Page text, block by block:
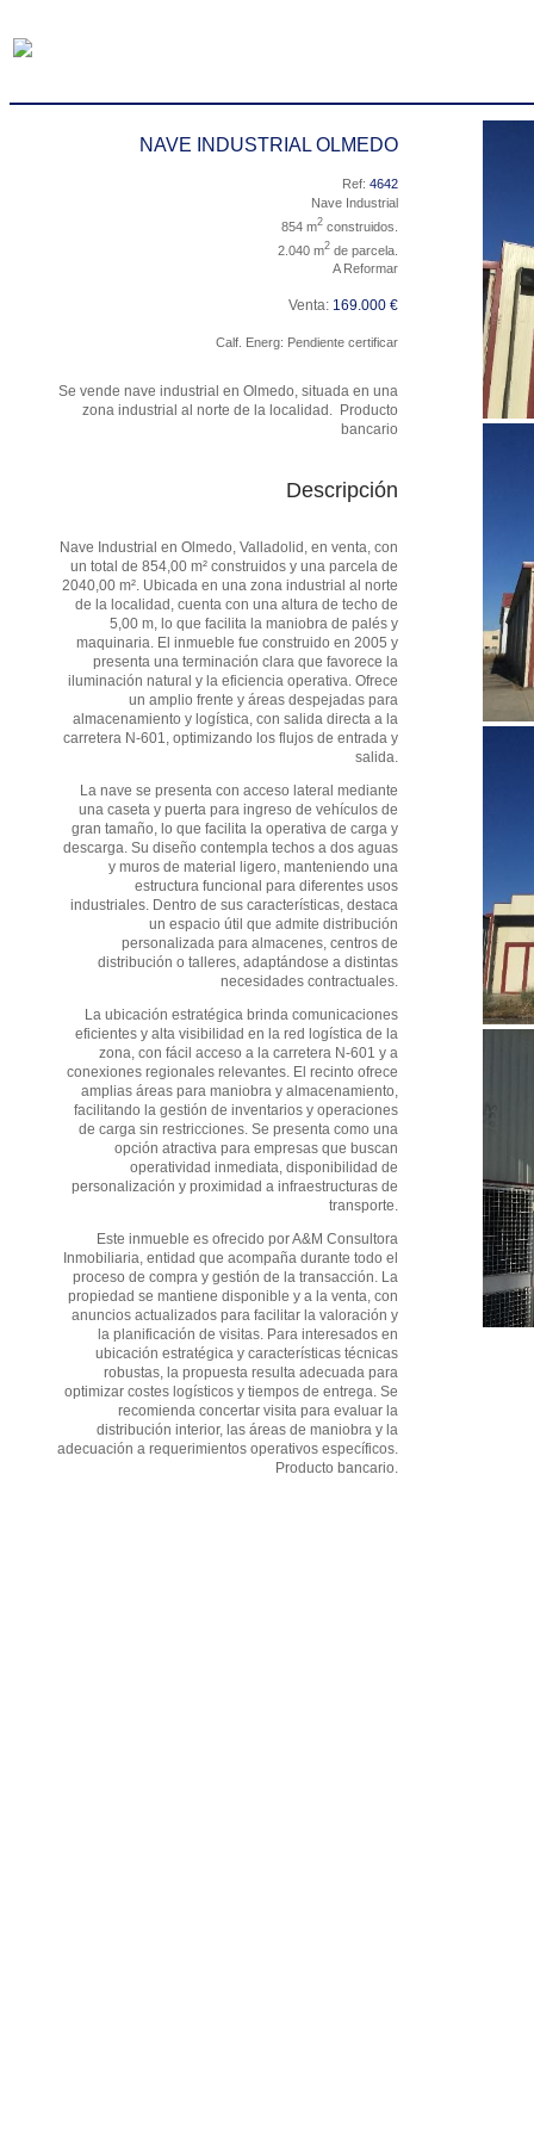
NAVE INDUSTRIAL OLMEDO
Ref: 4642
Nave Industrial
854 m2 construidos.
2.040 m2 de parcela.
A Reformar
Venta: 169.000 €
Calf. Energ: Pendiente certificar
Se vende nave industrial en Olmedo, situada en una
zona industrial al norte de la localidad. Producto
bancario
Descripción
Nave Industrial en Olmedo, Valladolid, en venta, con
un total de 854,00 m² construidos y una parcela de
2040,00 m². Ubicada en una zona industrial al norte
de la localidad, cuenta con una altura de techo de
5,00 m, lo que facilita la maniobra de palés y
maquinaria. El inmueble fue construido en 2005 y
presenta una terminación clara que favorece la
iluminación natural y la eficiencia operativa. Ofrece
un amplio frente y áreas despejadas para
almacenamiento y logística, con salida directa a la
carretera N-601, optimizando los flujos de entrada y
salida.
La nave se presenta con acceso lateral mediante
una caseta y puerta para ingreso de vehículos de
gran tamaño, lo que facilita la operativa de carga y
descarga. Su diseño contempla techos a dos aguas
y muros de material ligero, manteniendo una
estructura funcional para diferentes usos
industriales. Dentro de sus características, destaca
un espacio útil que admite distribución
personalizada para almacenes, centros de
distribución o talleres, adaptándose a distintas
necesidades contractuales.
La ubicación estratégica brinda comunicaciones
eficientes y alta visibilidad en la red logística de la
zona, con fácil acceso a la carretera N-601 y a
conexiones regionales relevantes. El recinto ofrece
amplias áreas para maniobra y almacenamiento,
facilitando la gestión de inventarios y operaciones
de carga sin restricciones. Se presenta como una
opción atractiva para empresas que buscan
operatividad inmediata, disponibilidad de
personalización y proximidad a infraestructuras de
transporte.
Este inmueble es ofrecido por A&M Consultora
Inmobiliaria, entidad que acompaña durante todo el
proceso de compra y gestión de la transacción. La
propiedad se mantiene disponible y a la venta, con
anuncios actualizados para facilitar la valoración y
la planificación de visitas. Para interesados en
ubicación estratégica y características técnicas
robustas, la propuesta resulta adecuada para
optimizar costes logísticos y tiempos de entrega. Se
recomienda concertar visita para evaluar la
distribución interior, las áreas de maniobra y la
adecuación a requerimientos operativos específicos.
Producto bancario.